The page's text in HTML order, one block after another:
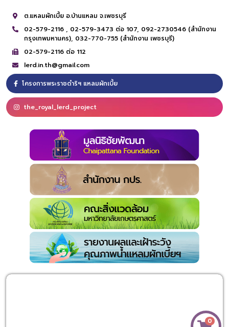
0
ต.แหลมผักเบี้ย อ.บ้านแหลม จ.เพชรบุรี
02-579-2116 , 02-579-3473 ต่อ 107, 092-2730546 (สำนักงาน
กรุงเทพมหานคร), 032-770-755 (สำนักงาน เพชรบุรี)
02-579-2116 ต่อ 112
lerd.in.th@gmail.com
โครงการพระราชดำริฯ แหลมผักเบี้ย
the_royal_lerd_project